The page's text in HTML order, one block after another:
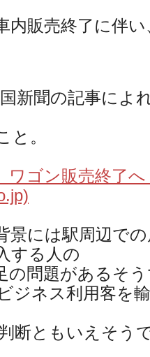
販売終了に伴
新聞の記事によ
と。
ワゴン販売終了
景には駅周辺で
する人の
の問題があるそ
ジネス利用客を
断ともいえそう